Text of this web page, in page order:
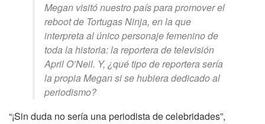
Megan visitó nuestro país para promover el
rebootde Tortugas Ninja, en la que
interpreta al único personaje femenino de
toda la historia: la reportera de televisión
April O’Neil. Y, ¿qué tipo de reportera sería
la propia Megan si se hubiera dedicado al
periodismo?
“¡Sin duda no sería una periodista de celebridades”,